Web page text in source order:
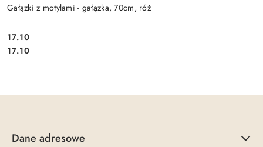
Gałązki z motylami - gałązka, 70cm, róż
Cena:
17.10
Cena:
17.10
Dane adresowe